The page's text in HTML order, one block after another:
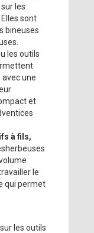
les
sont
bineuses
les outils
une
et
à fils,
le
qui permet
les outils